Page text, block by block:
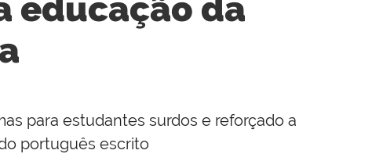
educação da
para estudantes surdos e reforçado a
português escrito